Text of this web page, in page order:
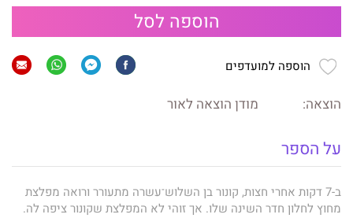
הוספה לסל
הוספה למועדפים
הוצאה: מודן הוצאה לאור
על הספר
ב-7 דקות אחרי חצות, קונור בן השלוש־עשרה מתעורר ורואה מפלצת
מחוץ לחלון חדר השינה שלו. אך זוהי לא המפלצת שקונור ציפה לה.